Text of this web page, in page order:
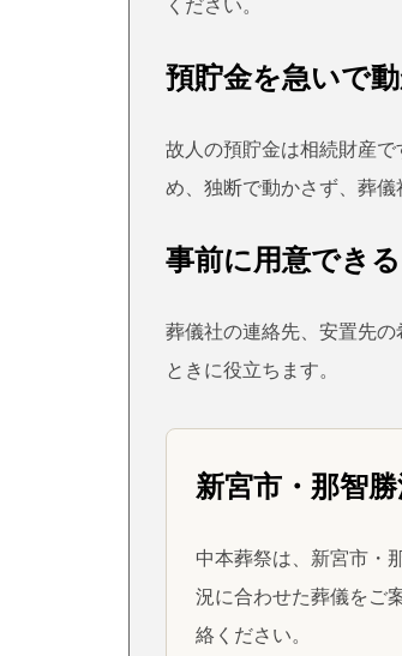
ください。
預貯金を急いで
故人の預貯金は相続財産
め、独断で動かさず、葬儀
事前に用意でき
葬儀社の連絡先、安置先
ときに役立ちます。
新宮市・那智
中本葬祭は、新宮市・
況に合わせた葬儀をご
絡ください。